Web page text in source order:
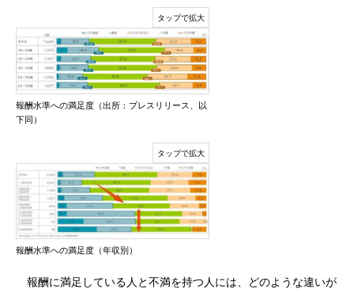
報酬水準への満足度（出所：プレスリリース、以
下同）
報酬水準への満足度（年収別）
報酬に満足している人と不満を持つ人には、どのような違いが